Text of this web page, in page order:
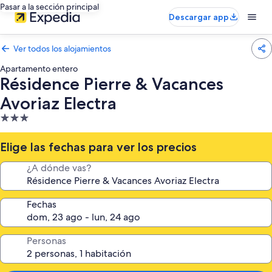
Pasar a la sección principal
Descargar app
Ver todos los alojamientos
Apartamento entero
Résidence Pierre & Vacances
Avoriaz Electra
Alojamiento
de
3.0 estrellas
Elige las fechas para ver los precios
¿A dónde vas?
Fechas
Personas